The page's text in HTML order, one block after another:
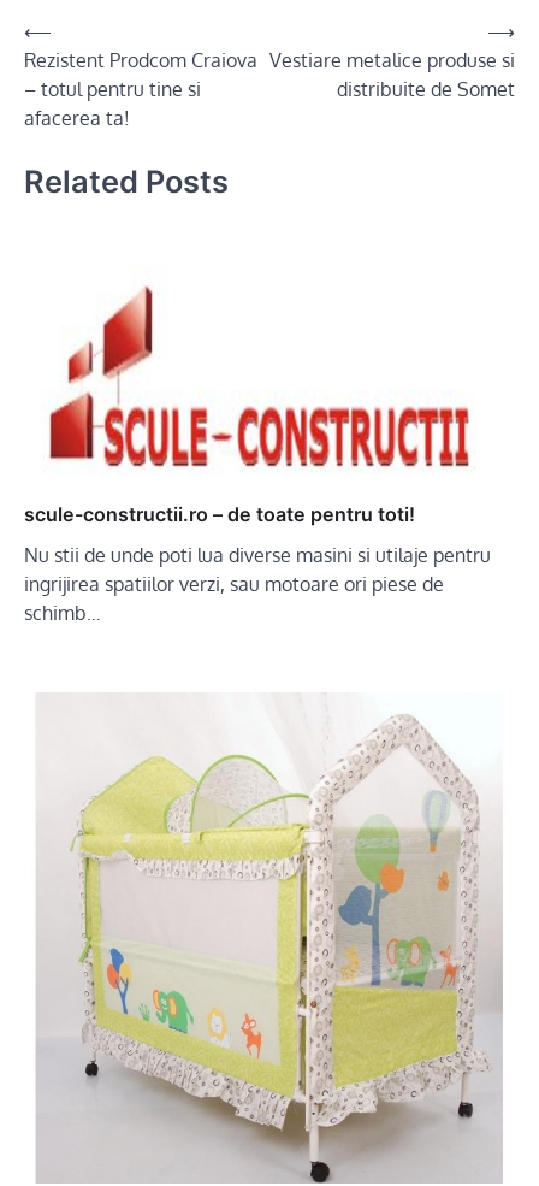
Post
navigation
⟵
Rezistent Prodcom Craiova
– totul pentru tine si
afacerea ta!
Vestiare metalice produse si
distribuite de Somet
⟶
Related Posts
scule-constructii.ro – de toate pentru toti!
Nu stii de unde poti lua diverse masini si utilaje pentru
ingrijirea spatiilor verzi, sau motoare ori piese de
schimb…